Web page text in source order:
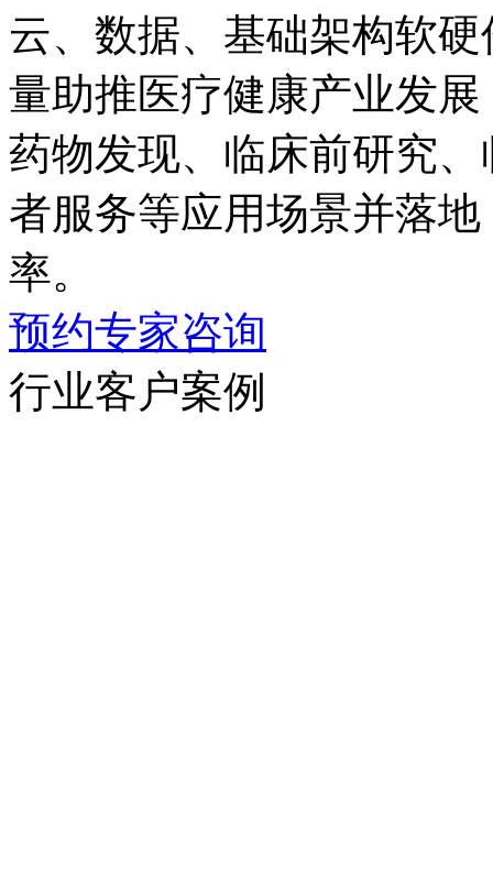
云、数据、基础架构
量助推医疗健康产业发展
药物发现、临床前研究
者服务等应用场景并落地
率。
预约专家咨询
行业客户案例